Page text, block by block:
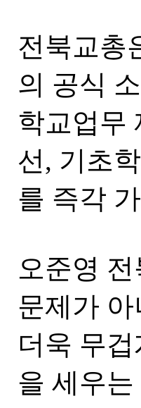
전북교총
의 공식
학교업무
선, 기초
를 즉각
오준영
문제가
더욱 무
을 세우